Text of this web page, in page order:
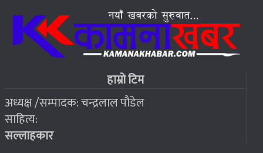
६ जहाँ चट्याङबाट बच्न रक्सी छर्केर घरभित्र पस्छन् स्थानीय
२०७६ बैशाख १३, शुक्रबार
फोरम सुनसरीको अध्यक्षमा खत्वे विजयी
२०७६ बैशाख १३, शुक्रबार
८ भूकम्प पीडितलाई घर निर्माण गर्न लालपुर्जा
हाम्रो टिम
अध्यक्ष /सम्पादक: चन्द्रलाल पौडेल
साहित्य:
सल्लाहकार